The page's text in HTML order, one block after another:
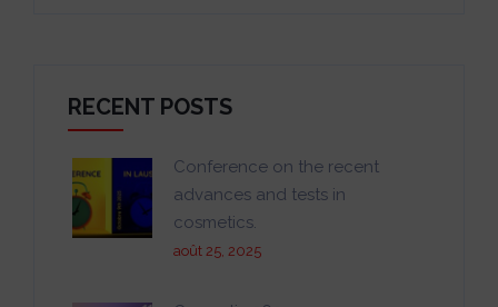
RECENT POSTS
Conference on the recent
advances and tests in
cosmetics.
août 25, 2025